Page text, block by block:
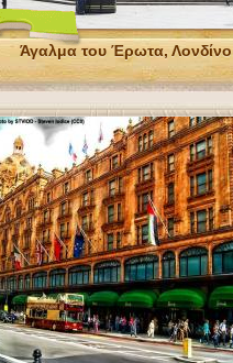
Άγαλμα του Έρωτα, Λονδίνο